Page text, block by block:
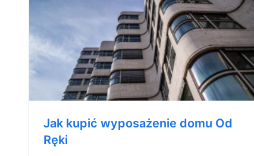
Jak kupić wyposażenie domu Od
Ręki